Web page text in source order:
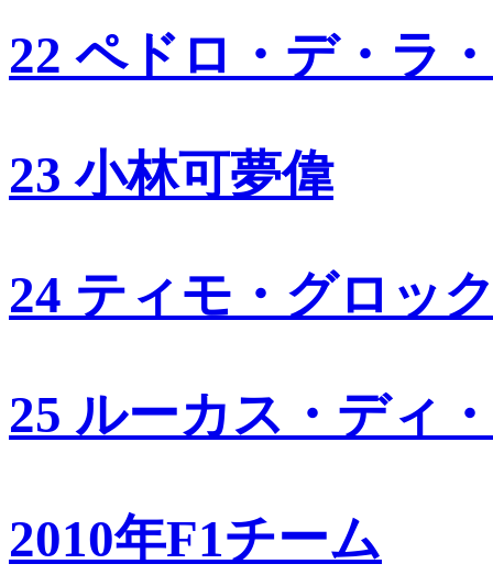
22 ペドロ・デ・ラ
23 小林可夢偉
24 ティモ・グロッ
25 ルーカス・ディ
2010年F1チーム